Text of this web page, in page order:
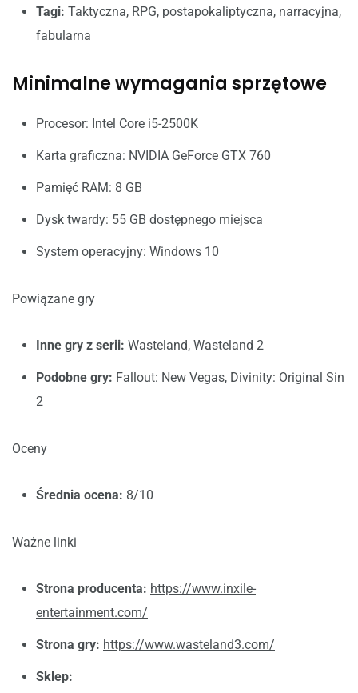
Tagi: Taktyczna, RPG, postapokaliptyczna, narracyjna,
fabularna
Minimalne wymagania sprzętowe
Procesor: Intel Core i5-2500K
Karta graficzna: NVIDIA GeForce GTX 760
Pamięć RAM: 8 GB
Dysk twardy: 55 GB dostępnego miejsca
System operacyjny: Windows 10
Powiązane gry
Inne gry z serii: Wasteland, Wasteland 2
Podobne gry: Fallout: New Vegas, Divinity: Original Sin
2
Oceny
Średnia ocena: 8/10
Ważne linki
Strona producenta: https://www.inxile-
entertainment.com/
Strona gry: https://www.wasteland3.com/
Sklep: